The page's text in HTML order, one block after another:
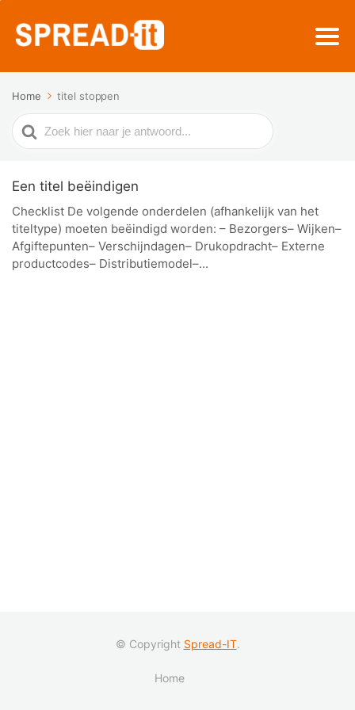
Home titel stoppen
Zoek
naar
Een titel beëindigen
Checklist De volgende onderdelen (afhankelijk van het
titeltype) moeten beëindigd worden: – Bezorgers– Wijken–
Afgiftepunten– Verschijndagen– Drukopdracht– Externe
productcodes– Distributiemodel–...
© Copyright Spread-IT.
Home